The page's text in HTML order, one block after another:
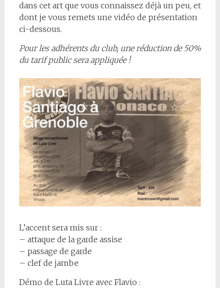
dans cet art que vous connaissez déjà un peu, et
dont je vous remets une vidéo de présentation
ci-dessous.
Pour les adhérents du club, une réduction de 50%
du tarif public sera appliquée !
L’accent sera mis sur :
– attaque de la garde assise
– passage de garde
– clef de jambe
Démo de Luta Livre avec Flavio :